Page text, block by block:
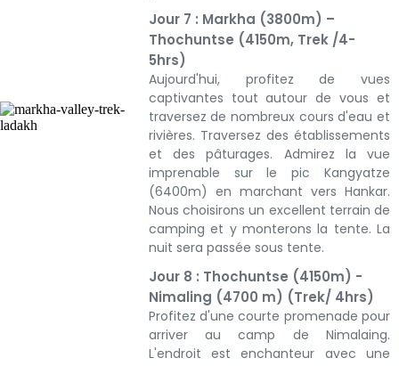
Jour 7 : Markha (3800m) –
Thochuntse (4150m, Trek /4-
5hrs)
Aujourd'hui, profitez de vues
captivantes tout autour de vous et
traversez de nombreux cours d'eau et
rivières. Traversez des établissements
et des pâturages. Admirez la vue
imprenable sur le pic Kangyatze
(6400m) en marchant vers Hankar.
Nous choisirons un excellent terrain de
camping et y monterons la tente. La
nuit sera passée sous tente.
Jour 8 : Thochuntse (4150m) -
Nimaling (4700 m) (Trek/ 4hrs)
Profitez d'une courte promenade pour
arriver au camp de Nimalaing.
L'endroit est enchanteur avec une